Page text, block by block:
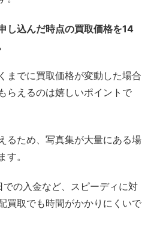
し込んだ時点の買取価格を14
までに買取価格が変動した場合
らえるのは嬉しいポイントで
るため、写真集が大量にある場
。
の入金など、スピーディに対
買取でも時間がかかりにくいで